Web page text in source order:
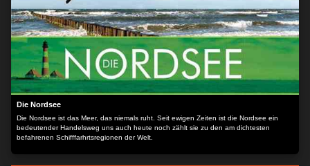
Die Nordsee
Die Nordsee ist das Meer, das niemals ruht. Seit ewigen Zeiten ist die Nordsee ein
bedeutender Handelsweg uns auch heute noch zählt sie zu den am dichtesten
befahrenen Schifffarhrtsregionen der Welt.